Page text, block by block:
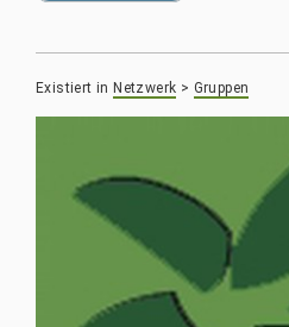
Existiert in Netzwerk > Gruppen